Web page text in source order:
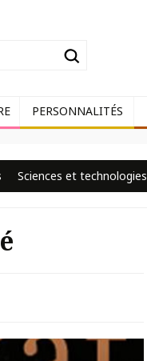
PERSONNALITÉS
Sciences et technologies